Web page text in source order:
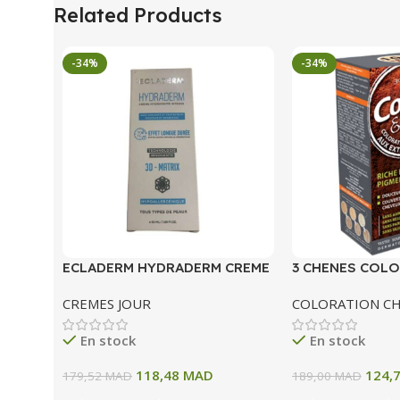
Related Products
-34%
ECLADERM HYDRADERM CREME
ML
CREMES JOUR
En stock
179,52MAD 118,48 MAD
-34%
3 CHENES
A BLOND CLAIR
COLORATION
En stock
189,00MAD